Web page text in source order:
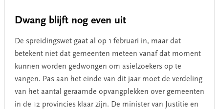
Dwang blijft nog even uit
De spreidingswet gaat al op 1 februari in, maar dat
betekent niet dat gemeenten meteen vanaf dat moment
kunnen worden gedwongen om asielzoekers op te
vangen. Pas aan het einde van dit jaar moet de verdeling
van het aantal geraamde opvangplekken over gemeenten
in de 12 provincies klaar zijn. De minister van Justitie en